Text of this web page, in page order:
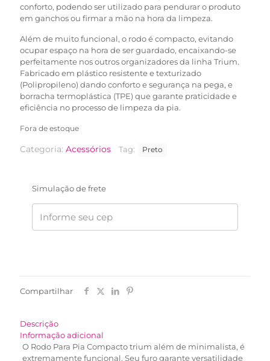
conforto, podendo ser utilizado para pendurar o produto
em ganchos ou firmar a mão na hora da limpeza.
Além de muito funcional, o rodo é compacto, evitando
ocupar espaço na hora de ser guardado, encaixando-se
perfeitamente nos outros organizadores da linha Trium.
Fabricado em plástico resistente e texturizado
(Polipropileno) dando conforto e segurança na pega, e
borracha termoplástica (TPE) que garante praticidade e
eficiência no processo de limpeza da pia.
Fora de estoque
Categoria: Acessórios Tag: Preto
Simulação de frete
Compartilhar
Descrição
Informação adicional
O Rodo Para Pia Compacto trium além de minimalista, é
extremamente funcional. Seu furo garante versatilidade